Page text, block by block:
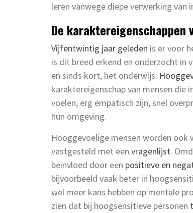
leren vanwege diepe verwerking van
De karaktereigenschappen
Vijfentwintig jaar geleden is er voor
is dit breed erkend en onderzocht in
en sinds kort, het onderwijs.
karaktereigenschap van mensen die
voelen, erg empatisch zijn, snel
hun omgeving.
Hooggevoelige mensen worden ook
vastgesteld met een vragenlijst.
beinvloed door een positieve en
bijvoorbeeld vaak beter in
wel meer kans hebben op mentale
zien dat bij hoogsensitieve personen